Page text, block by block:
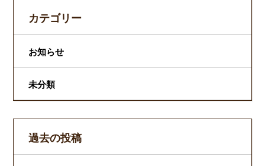
カテゴリー
お知らせ
未分類
過去の投稿